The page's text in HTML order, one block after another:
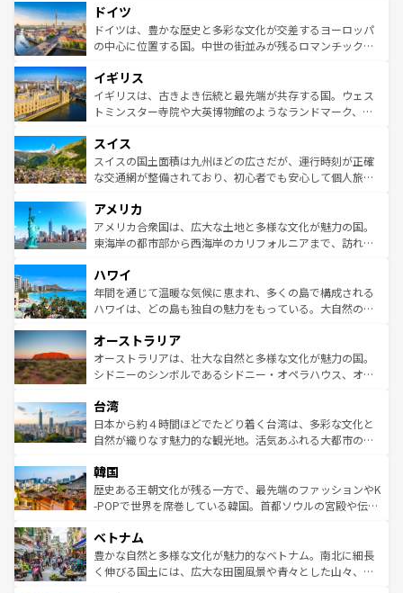
せる。地方によって風土や気候が異なるスペインはその個
性で訪れる人を魅了する。 なお、新着のスペイン情報は コ
ンテンツ一覧を参照してほしい。
で、幅広い魅力が詰まっている。華麗な宮殿、歴史的な大
聖堂、美しいビーチ、そして豊かな自然が、訪れる者を心
から魅了する。また、フランスは美食の国としても知ら
いる。シャンパンの発祥地であるランス、プロヴァンスの
香り高いラベンダー畑など、多彩な楽しみ方が可能だ。さ
らに、パリ以外の地域にも魅力が溢れており、どの街角に
れる地方に足を運ぶとそれぞれで全く異なる文化を体験で
きるだろう。 なお、新着のフランス情報はコンテンツ一覧
を参照してほしい。
ドイツ
ドイツは、豊かな歴史と多彩な文化が交差するヨーロッパ
の中心に位置する国。中世の街並みが残るロマンチック街
顔を持つこの国は、どこを歩いても飽きることがない。ベ
ルリンの文化的活気、バイエルン州のアルプスの絶景、そ
してライン川沿いのワイン畑といった風景は必見。ビール
は、お酒好きな人にはぜひ体験してほしい。 なお、新着の
ドイツ情報はコンテンツ一覧を参照してほしい。
イギリス
イギリスは、古きよき伝統と最先端が共存する国。ウェス
トミンスター寺院や大英博物館のようなランドマーク、歴
リアごとに異なる魅力がある。また、優雅なアフタヌーン
ティー、ビール好きにはたまらない英国パブ、サッカー観
戦など、本場だからこそできる体験も豊富。イギリスを旅
ンツ一覧を参照してほしい。
スイス
スイスの国土面積は九州ほどの広さだが、運行時刻が正確
な交通網が整備されており、初心者でも安心して個人旅行
の建物がそのまま残る町や、スイスならではのユニークな
博物館もあり、アルプス観光だけでなく町歩きも満喫する
ことができる。国民の所得が高いため物価も高いが、旅行
ば市内交通費無料で観光を楽しむこともできる。 なお、新
着のスイス情報はコンテンツ一覧 を参照してほしい。
アメリカ
アメリカ合衆国は、広大な土地と多様な文化が魅力の国。
東海岸の都市部から西海岸のカリフォルニアまで、訪れる
のような巨大都市は、観光、ショッピング、エンターテイ
ンメントが詰まった刺激的なスポットだ。一方、アメリカ
西部には大自然が広がり、グランドキャニオンやイエロー
部のニューオーリンズでは、音楽と美食が融合した独特の
文化が魅力。旅行者はアメリカの各地域で異なる魅力を楽
しみながら、その多様性と豊かな歴史を感じることができ
ならではの贅沢な旅のスタイルだ。 なお、新着のアメリカ
情報はコンテンツ一覧を参照してほしい。
ハワイ
年間を通じて温暖な気候に恵まれ、多くの島で構成される
ハワイは、どの島も独自の魅力をもっている。大自然の神
ワイ島は見逃せない。また、定番の観光地といえばオアフ
島だが、静かな自然を求めるならマウイ島やカウアイ島が
おすすめ。エメラルドグリーンに輝く海をはじめ、豊かな
れるおもてなしの心で訪れる人々を迎えてくれるハワイの
人々、おいしいローカルフードやハワイアンミュージッ
ク、伝統的なフラダンスなど、すべてがハワイの魅力を彩
ワイを、存分に味わってほしい。 なお、新着のハワイ情報
はコンテンツ一覧を参照してほしい。
オーストラリア
オーストラリアは、壮大な自然と多様な文化が魅力の国。
シドニーのシンボルであるシドニー・オペラハウス、オー
リアリーフや大陸中央部にそびえるウルル（エアーズロッ
ク）、タスマニアの美しい原生林やケアンズの熱帯雨林な
ど、見どころがたくさん。また、カフェやワイン、オージ
いる。アクティビティも充実しており、サーフィンやダイ
ビング、ハイキングなど、アウトドア好きにはたまらな
い。オーストラリアの多彩な魅力を存分に味わいつくそ
参照してほしい。
台湾
日本から約４時間ほどでたどり着く台湾は、多彩な文化と
自然が織りなす魅力的な観光地。活気あふれる大都市の台
ン）、静ひつな山岳地帯である台湾東部など、都市の喧騒
と山間の静けさが共存しており、訪れる人に新しい発見と
驚きをもたらしてくれる。また、奥深い台湾の食文化も魅
容にもいいと評判のスイーツなど、バラエティ豊かな料理
が味わえる。 なお、新着の台湾情報は コンテンツ一覧を参
照してほしい。
韓国
歴史ある王朝文化が残る一方で、最先端のファッションやK
-POPで世界を席巻している韓国。首都ソウルの宮殿や伝統
き、地方に足を延ばせば四季折々の自然美を楽しむことが
できる。そして、キムチや焼肉、絶品のストリートフード
まで、さまざまな韓国料理が待っている。夜には、韓国な
ベトナム
豊かな自然と多様な文化が魅力的なベトナム。南北に細長
く伸びる国土には、広大な田園風景や青々とした山々、世